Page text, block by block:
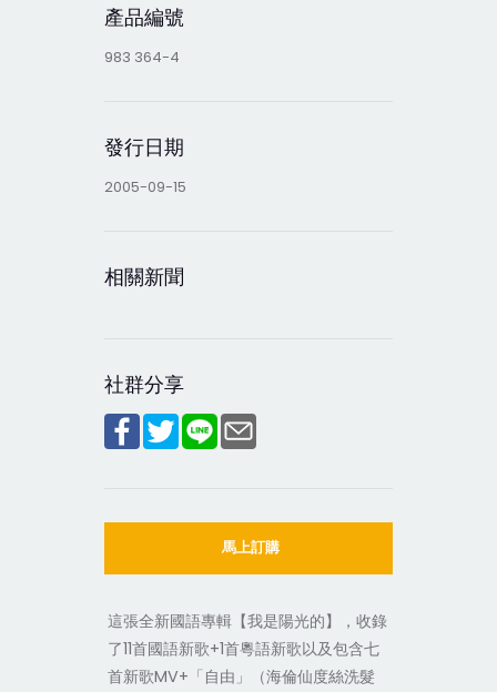
產品編號
983 364-4
發行日期
2005-09-15
相關新聞
社群分享
馬上訂購
這張全新國語專輯【我是陽光的】，收錄
了11首國語新歌+1首粵語新歌以及包含七
首新歌MV+「自由」（海倫仙度絲洗髮